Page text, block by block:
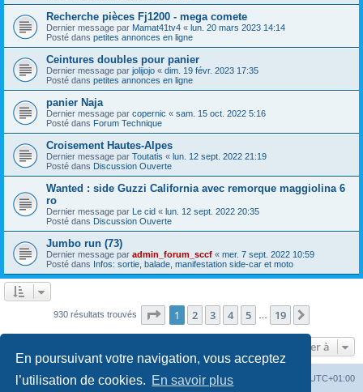
En poursuivant votre navigation, vous acceptez
l’utilisation de cookies. En savoir plus
Recherche pièces Fj1200 - mega comete
Dernier message par Mamat41tv4 « lun. 20 mars 2023 14:14
Posté dans petites annonces en ligne
Ceintures doubles pour panier
Dernier message par jolijojo « dim. 19 févr. 2023 17:35
Posté dans petites annonces en ligne
panier Naja
Dernier message par copernic « sam. 15 oct. 2022 5:16
Posté dans Forum Technique
Croisement Hautes-Alpes
Dernier message par Toutatis « lun. 12 sept. 2022 21:19
Posté dans Discussion Ouverte
Wanted : side Guzzi California avec remorque maggiolina 6
ro
Dernier message par Le cid « lun. 12 sept. 2022 20:35
Posté dans Discussion Ouverte
Jumbo run (73)
Dernier message par admin_forum_sccf « mer. 7 sept. 2022 10:59
Posté dans Infos: sortie, balade, manifestation side-car et moto
930 résultats trouvés Page 1sur19
1 2 3 4 5 19
Aller à
Index du forum UTC+01:00